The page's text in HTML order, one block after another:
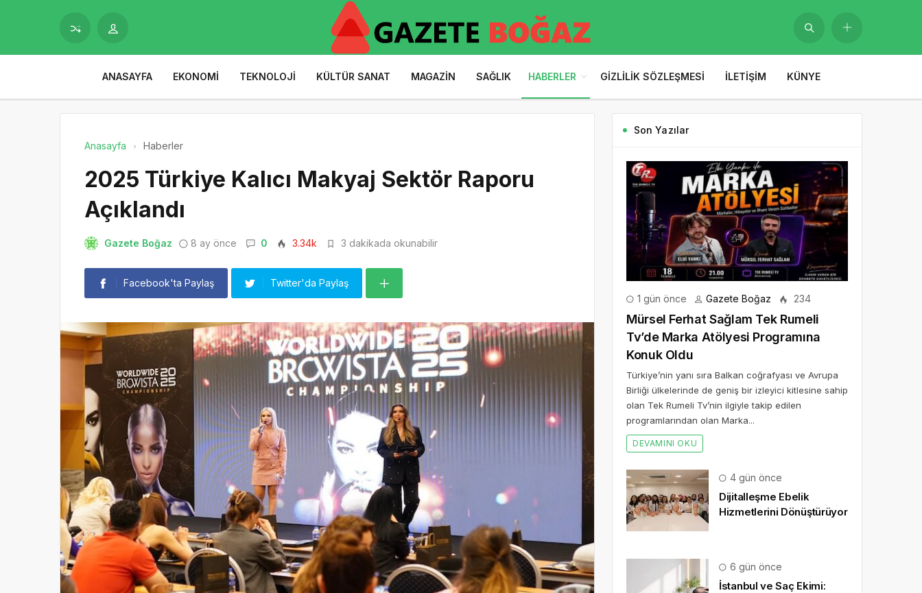
ANASAYFA EKONOMI TEKNOLOJI KÜLTÜR SANAT MAGAZIN SAĞLIK HABERLER GIZLILIK SÖZLEŞMESI İLETIŞIM KÜNYE
Anasayfa Haberler
2025 Türkiye Kalıcı Makyaj Sektör Raporu
Açıklandı
Gazete Boğaz 8 ay önce 0 3.34k 3 dakikada okunabilir
Facebook'ta Paylaş Twitter'da Paylaş
Son Yazılar
1 gün önce Gazete Boğaz 234
Mürsel Ferhat Sağlam Tek Rumeli
Tv’de Marka Atölyesi Programına
Konuk Oldu
Türkiye’nin yanı sıra Balkan coğrafyası ve Avrupa
Birliği ülkelerinde de geniş bir izleyici kitlesine sahip
olan Tek Rumeli Tv’nin ilgiyle takip edilen
programlarından olan Marka...
DEVAMINI OKU
4 gün önce
Dijitalleşme Ebelik
Hizmetlerini Dönüştürüyor
6 gün önce
İstanbul ve Saç Ekimi: